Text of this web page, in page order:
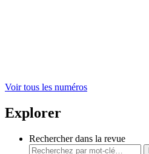
Voir tous les numéros
Explorer
Rechercher dans la revue